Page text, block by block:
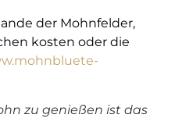
der Mohnfelder,
kosten oder die
zu genießen ist das